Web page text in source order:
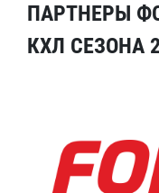
ПАРТНЕРЫ
КХЛ СЕЗОНА